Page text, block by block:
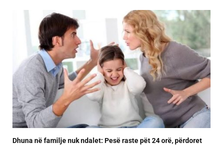
Dhuna në familje nuk ndalet: Pesë raste pët 24 orë, përdoret